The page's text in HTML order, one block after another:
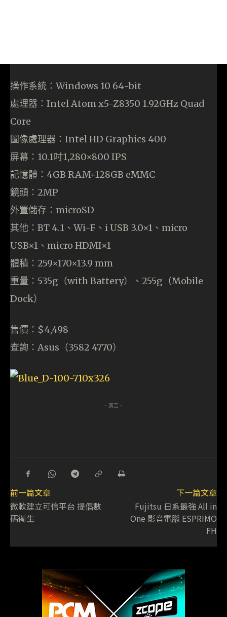
操作系統：Windows 10 64-bit
處理器：Intel Atom x5-Z8350 1.92GHz Quad
Core
圖像處理器：Intel HD Graphics 400
屏幕：10.1吋1,280×800 IPS
記憶體：4GB RAM+128GB eMMC
鏡頭：2MP
外置儲存：microSD
其他：BT 4.1、Wi-F、i USB 3.0×1、micro
USB×1、micro HDMI×1
體積：259×170×13.9 mm
重量：535g（with Battery）、255g（Mobile
Dock）
售價：$4,498
查詢：Asus（3582 4770）
- 廣告 -
前一篇文章
微軟建立可信平台 提倡數
碼衞生
下一篇文章
Fujitsu 日系最強 All in
One 影音電腦 ESPRIMO
FH